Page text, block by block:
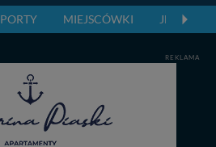
PORTY MIEJSCÓWKI JEZIORA,
REKLAMA